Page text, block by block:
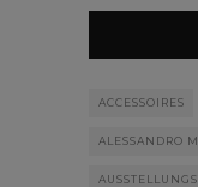
ACCESSOIRES
ALESSANDRO